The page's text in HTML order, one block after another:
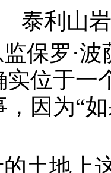
泰利山
保罗·波
位于一
，因为“
土地上